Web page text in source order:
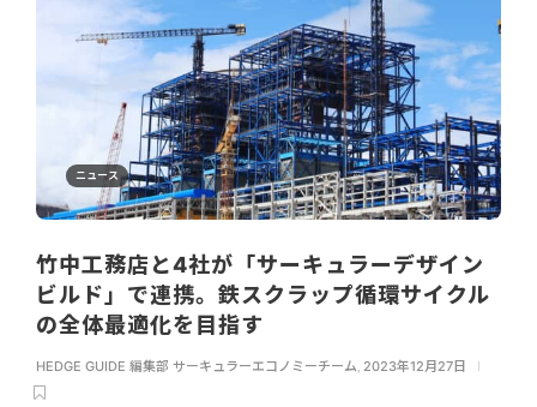
ニュース
竹中工務店と4社が「サーキュラーデザイン
ビルド」で連携。鉄スクラップ循環サイクル
の全体最適化を目指す
HEDGE GUIDE 編集部 サーキュラーエコノミーチーム 2023年12月27日